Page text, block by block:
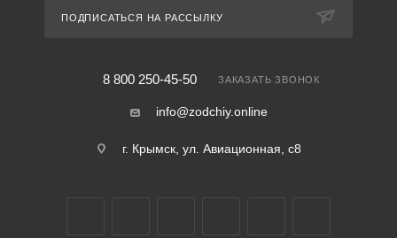
ПОДПИСАТЬСЯ НА РАССЫЛКУ
8 800 250-45-50 ЗАКАЗАТЬ ЗВОНОК
info@zodchiy.online
г. Крымск, ул. Авиационная, с8